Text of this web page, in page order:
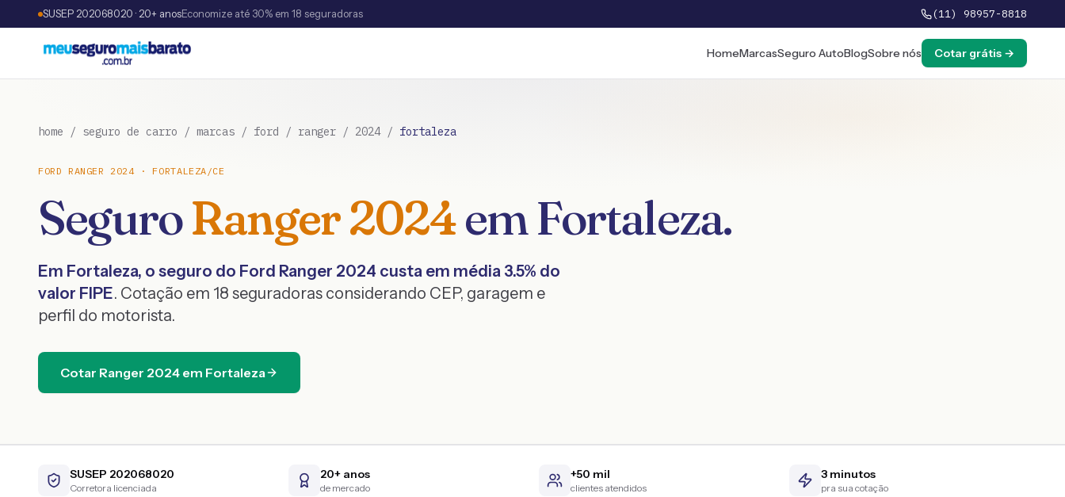
SUSEP 202068020 · 20+ anosEconomize até 30% em 18 seguradoras (11) 98957-8818
HomeMarcasSeguro AutoBlogSobre nós Cotar grátis →
home / seguro de carro / marcas / ford / ranger / 2024/ fortaleza
FORD RANGER 2024·FORTALEZA /CE
SeguroRanger2024emFortaleza.
Em Fortaleza, o seguro do Ford Ranger 2024 custa em média 3.5% do
valor FIPE. Cotação em 18 seguradoras considerando CEP, garagem e
perfil do motorista.
Cotar Ranger 2024 em Fortaleza
SUSEP 202068020
Corretora licenciada
20+ anos
de mercado
+50 mil
clientes atendidos
3 minutos
pra sua cotação